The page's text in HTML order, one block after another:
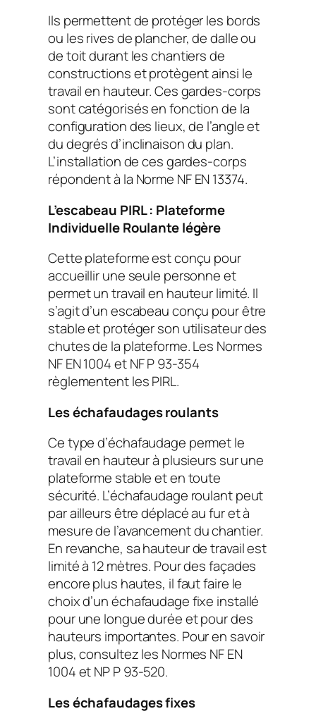
Ils permettent de protéger les bords
ou les rives de plancher, de dalle ou
de toit durant les chantiers de
constructions et protègent ainsi le
travail en hauteur. Ces gardes-corps
sont catégorisés en fonction de la
configuration des lieux, de l’angle et
du degrés d’inclinaison du plan.
L’installation de ces gardes-corps
répondent à la Norme NF EN 13374.
L’escabeau PIRL : Plateforme
Individuelle Roulante légère
Cette plateforme est conçu pour
accueillir une seule personne et
permet un travail en hauteur limité. Il
s’agit d’un escabeau conçu pour être
stable et protéger son utilisateur des
chutes de la plateforme. Les Normes
NF EN 1004 et NF P 93-354
règlementent les PIRL.
Les échafaudages roulants
Ce type d’échafaudage permet le
travail en hauteur à plusieurs sur une
plateforme stable et en toute
sécurité. L’échafaudage roulant peut
par ailleurs être déplacé au fur et à
mesure de l’avancement du chantier.
En revanche, sa hauteur de travail est
limité à 12 mètres. Pour des façades
encore plus hautes, il faut faire le
choix d’un échafaudage fixe installé
pour une longue durée et pour des
hauteurs importantes. Pour en savoir
plus, consultez les Normes NF EN
1004 et NP P 93-520.
Les échafaudages fixes